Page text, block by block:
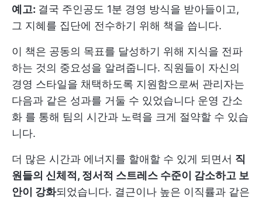
예고: 결국 주인공도 1분 경영 방식을 받아들이고,
그 지혜를 집단에 전수하기 위해 책을 씁니다.
이 책은 공동의 목표를 달성하기 위해 지식을 전파
하는 것의 중요성을 알려줍니다. 직원들이 자신의
경영 스타일을 채택하도록 지원함으로써 관리자는
다음과 같은 성과를 거둘 수 있었습니다 운영 간소
화 를 통해 팀의 시간과 노력을 크게 절약할 수 있습
니다.
더 많은 시간과 에너지를 할애할 수 있게 되면서 직
원들의 신체적, 정서적 스트레스 수준이 감소하고 보
안이 강화되었습니다. 결근이나 높은 이직률과 같은